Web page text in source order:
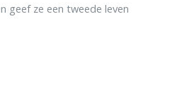
geef ze een tweede leven